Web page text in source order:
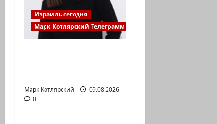
Израиль сегодня
Марк Котлярский Телеграмм Канал
Марк Котлярский
09.08.2026
0
Израиль сегодня
Марк Котлярский Телеграмм Канал